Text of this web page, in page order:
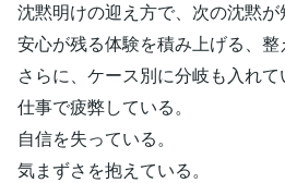
沈黙明けの迎え方で、次の沈黙が
安心が残る体験を積み上げる、整
さらに、ケース別に分岐も入れて
仕事で疲弊している。
自信を失っている。
気まずさを抱えている。